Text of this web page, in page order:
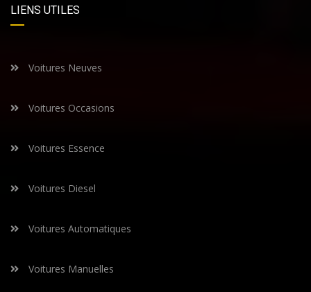
LIENS UTILES
Voitures Neuves
Voitures Occasions
Voitures Essence
Voitures Diesel
Voitures Automatiques
Voitures Manuelles